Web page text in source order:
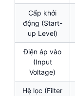
Cấp khởi
động (Start-
up Level)
Điện áp vào
(Input
Voltage)
Hệ lọc (Filter